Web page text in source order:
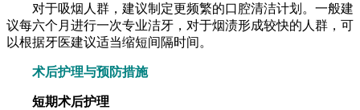
对于吸烟人群，建议制定更频繁的口腔清洁计划。一般建
议每六个月进行一次专业洁牙，对于烟渍形成较快的人群，可
以根据牙医建议适当缩短间隔时间。
术后护理与预防措施
短期术后护理